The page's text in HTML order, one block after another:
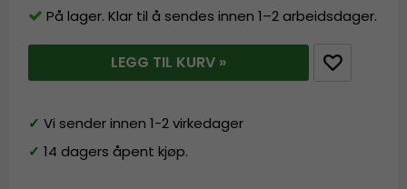
På lager. Klar til å sendes innen 1–2 arbeidsdager.
LEGG TIL KURV »
✓ Vi sender innen 1-2 virkedager
✓ 14 dagers åpent kjøp.